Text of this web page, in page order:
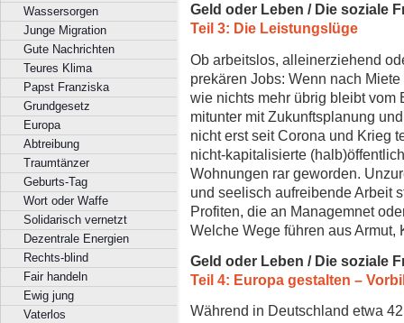
Wassersorgen
Junge Migration
Gute Nachrichten
Teures Klima
Papst Franziska
Grundgesetz
Europa
Abtreibung
Traumtänzer
Geburts-Tag
Wort oder Waffe
Solidarisch vernetzt
Dezentrale Energien
Rechts-blind
Fair handeln
Ewig jung
Vaterlos
Geld oder Leben / Die soziale
Teil 3: Die Leistungslüge
Ob arbeitslos, alleinerziehend
prekären Jobs: Wenn nach
wie nichts mehr übrig bleibt vom
mitunter mit Zukunftsplanung
nicht erst seit Corona und Krieg
nicht-kapitalisierte
Wohnungen rar geworden.
und seelisch aufreibende Arbeit
Profiten, die an Managemnet
Welche Wege führen aus
Geld oder Leben / Die soziale
Teil 4: Europa gestalten –
Während in Deutschland etwa